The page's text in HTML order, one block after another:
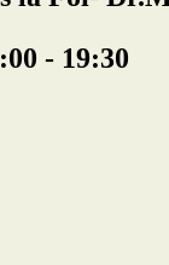
- 19:30